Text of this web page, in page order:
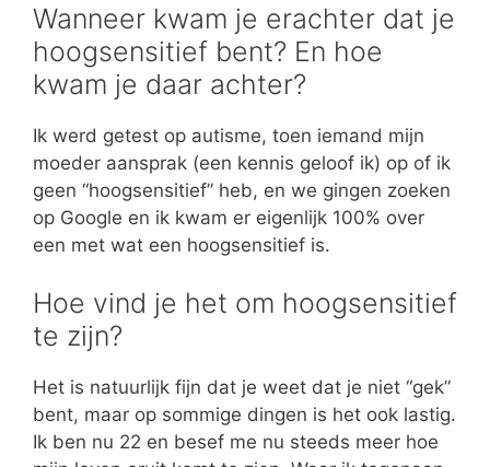
Wanneer kwam je erachter dat je
hoogsensitief bent? En hoe
kwam je daar achter?
Ik werd getest op autisme, toen iemand mijn
moeder aansprak (een kennis geloof ik) op of ik
geen “hoogsensitief” heb, en we gingen zoeken
op Google en ik kwam er eigenlijk 100% over
een met wat een hoogsensitief is.
Hoe vind je het om hoogsensitief
te zijn?
Het is natuurlijk fijn dat je weet dat je niet “gek”
bent, maar op sommige dingen is het ook lastig.
Ik ben nu 22 en besef me nu steeds meer hoe